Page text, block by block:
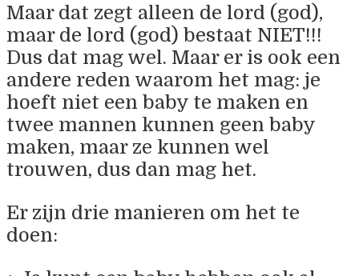
Maar dat zegt alleen de lord (god),
maar de lord (god) bestaat NIET!!!
Dus dat mag wel. Maar er is ook een
andere reden waarom het mag: je
hoeft niet een baby te maken en
twee mannen kunnen geen baby
maken, maar ze kunnen wel
trouwen, dus dan mag het.
Er zijn drie manieren om het te
doen: